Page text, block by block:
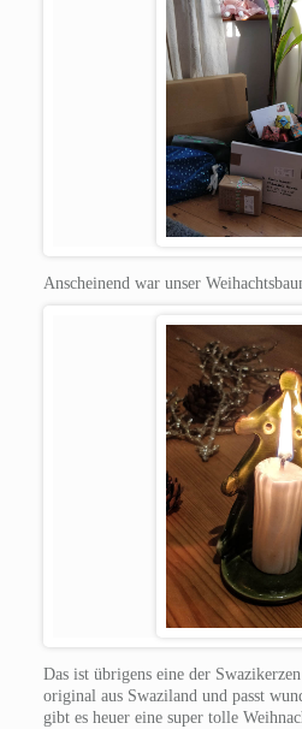
Anscheinend war unser
Das ist übrigens eine der
original aus Swaziland und passt
gibt es heuer eine super tolle